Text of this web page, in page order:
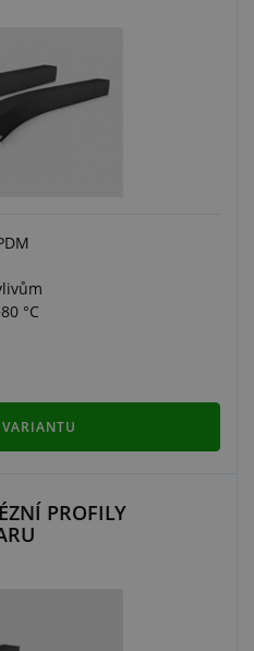
°C
PROFILY